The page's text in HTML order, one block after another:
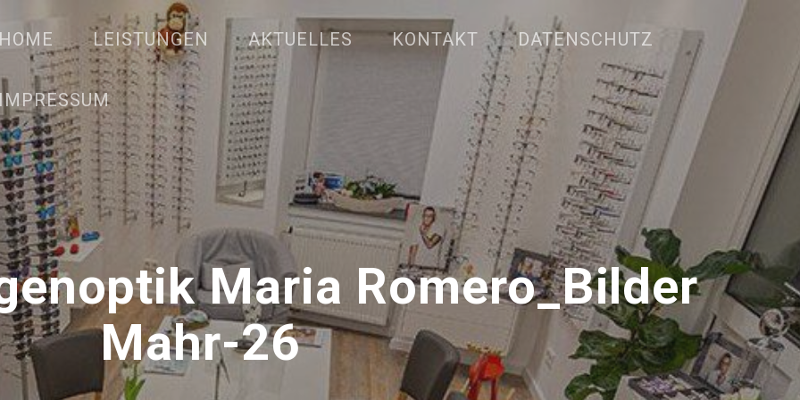
HOME LEISTUNGEN AKTUELLES KONTAKT DATENSCHUTZ
IMPRESSUM
Maria Romero_Bilder
Mahr-26